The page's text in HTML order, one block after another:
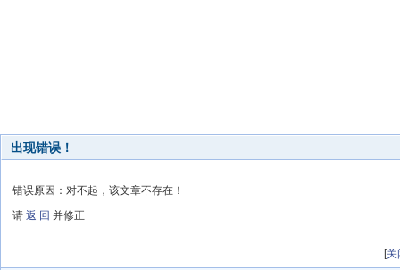
出现错误！
错误原因：对不起，该文章不存在！
请 返 回 并修正
[关